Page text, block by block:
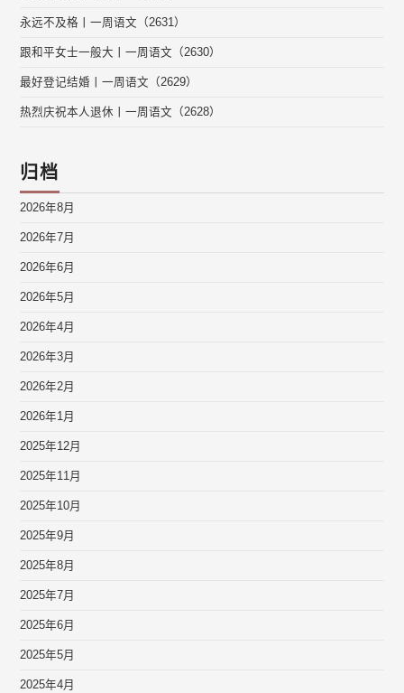
永远不及格丨一周语文（2631）
跟和平女士一般大丨一周语文（2630）
最好登记结婚丨一周语文（2629）
热烈庆祝本人退休丨一周语文（2628）
归档
2026年8月
2026年7月
2026年6月
2026年5月
2026年4月
2026年3月
2026年2月
2026年1月
2025年12月
2025年11月
2025年10月
2025年9月
2025年8月
2025年7月
2025年6月
2025年5月
2025年4月